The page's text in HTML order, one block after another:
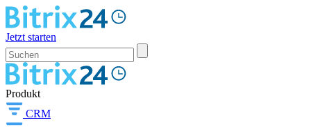
Jetzt starten
Produkt
CRM